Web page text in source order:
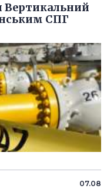
Вертикальний
СПГ
07.08